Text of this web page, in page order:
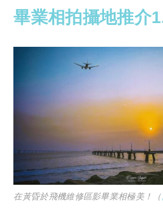
畢業相拍攝地推介
在黃昏於飛機維修區影畢業相極美！（